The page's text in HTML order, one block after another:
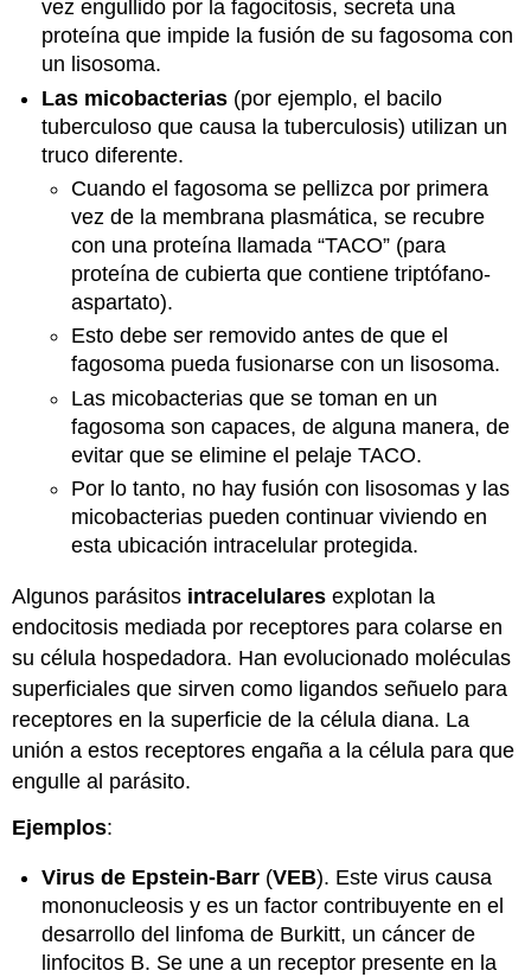
vez engullido por la fagocitosis, secreta una
proteína que impide la fusión de su fagosoma con
un lisosoma.
Las micobacterias (por ejemplo, el bacilo
tuberculoso que causa la tuberculosis) utilizan un
truco diferente.
Cuando el fagosoma se pellizca por primera
vez de la membrana plasmática, se recubre
con una proteína llamada “TACO” (para
proteína de cubierta que contiene triptófano-
aspartato).
Esto debe ser removido antes de que el
fagosoma pueda fusionarse con un lisosoma.
Las micobacterias que se toman en un
fagosoma son capaces, de alguna manera, de
evitar que se elimine el pelaje TACO.
Por lo tanto, no hay fusión con lisosomas y las
micobacterias pueden continuar viviendo en
esta ubicación intracelular protegida.
Algunos parásitos intracelulares explotan la
endocitosis mediada por receptores para colarse en
su célula hospedadora. Han evolucionado moléculas
superficiales que sirven como ligandos señuelo para
receptores en la superficie de la célula diana. La
unión a estos receptores engaña a la célula para que
engulle al parásito.
Ejemplos:
Virus de Epstein-Barr (VEB). Este virus causa
mononucleosis y es un factor contribuyente en el
desarrollo del linfoma de Burkitt, un cáncer de
linfocitos B. Se une a un receptor presente en la